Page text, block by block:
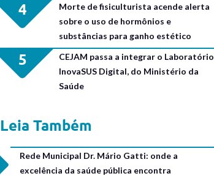
4
Morte de fisiculturista acende alerta
sobre o uso de hormônios e
substâncias para ganho estético
5
CEJAM passa a integrar o Laboratório
InovaSUS Digital, do Ministério da
Saúde
Leia Também
Rede Municipal Dr. Mário Gatti: onde a
excelência da saúde pública encontra